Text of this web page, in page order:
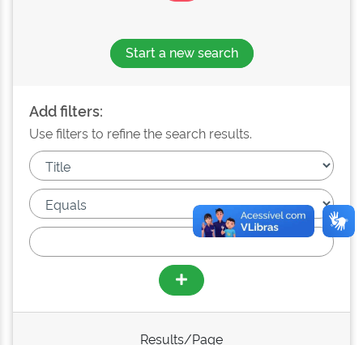
Start a new search
Add filters:
Use filters to refine the search results.
Results/Page